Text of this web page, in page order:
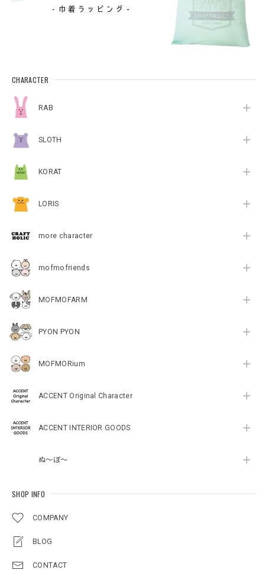
CHARACTER
RAB
SLOTH
KORAT
LORIS
more character
mofmofriends
MOFMOFARM
PYON PYON
MOFMORium
ACCENT Original Character
ACCENT INTERIOR GOODS
ぬ～ぼ～
SHOP INFO
COMPANY
BLOG
CONTACT